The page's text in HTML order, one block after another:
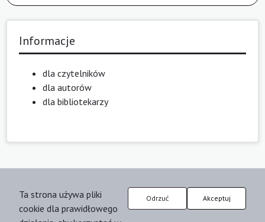
Informacje
dla czytelników
dla autorów
dla bibliotekarzy
Ta strona używa pliki
cookie dla prawidłowego
Odrzuć Akceptuj